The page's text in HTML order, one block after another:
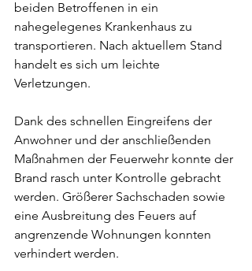
beiden Betroffenen in ein
nahegelegenes Krankenhaus zu
transportieren. Nach aktuellem Stand
handelt es sich um leichte
Verletzungen.
Dank des schnellen Eingreifens der
Anwohner und der anschließenden
Maßnahmen der Feuerwehr konnte der
Brand rasch unter Kontrolle gebracht
werden. Größerer Sachschaden sowie
eine Ausbreitung des Feuers auf
angrenzende Wohnungen konnten
verhindert werden.